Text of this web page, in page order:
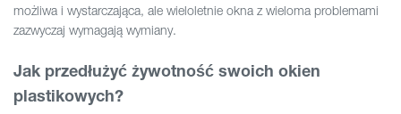
możliwa i wystarczająca, ale wieloletnie okna z wieloma problemami
zazwyczaj wymagają wymiany.
Jak przedłużyć żywotność swoich okien
plastikowych?